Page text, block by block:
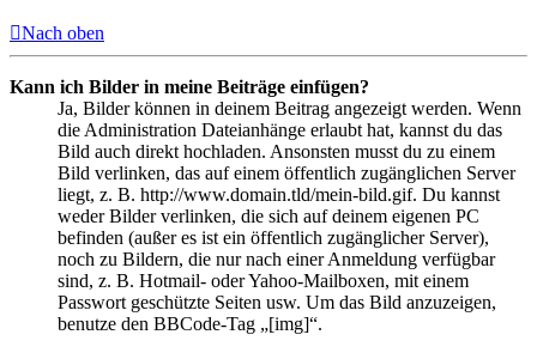
Nach oben
Kann ich Bilder in meine Beiträge einfügen?
Ja, Bilder können in deinem Beitrag angezeigt werden. Wenn
die Administration Dateianhänge erlaubt hat, kannst du das
Bild auch direkt hochladen. Ansonsten musst du zu einem
Bild verlinken, das auf einem öffentlich zugänglichen Server
liegt, z. B. http://www.domain.tld/mein-bild.gif. Du kannst
weder Bilder verlinken, die sich auf deinem eigenen PC
befinden (außer es ist ein öffentlich zugänglicher Server),
noch zu Bildern, die nur nach einer Anmeldung verfügbar
sind, z. B. Hotmail- oder Yahoo-Mailboxen, mit einem
Passwort geschützte Seiten usw. Um das Bild anzuzeigen,
benutze den BBCode-Tag „[img]“.